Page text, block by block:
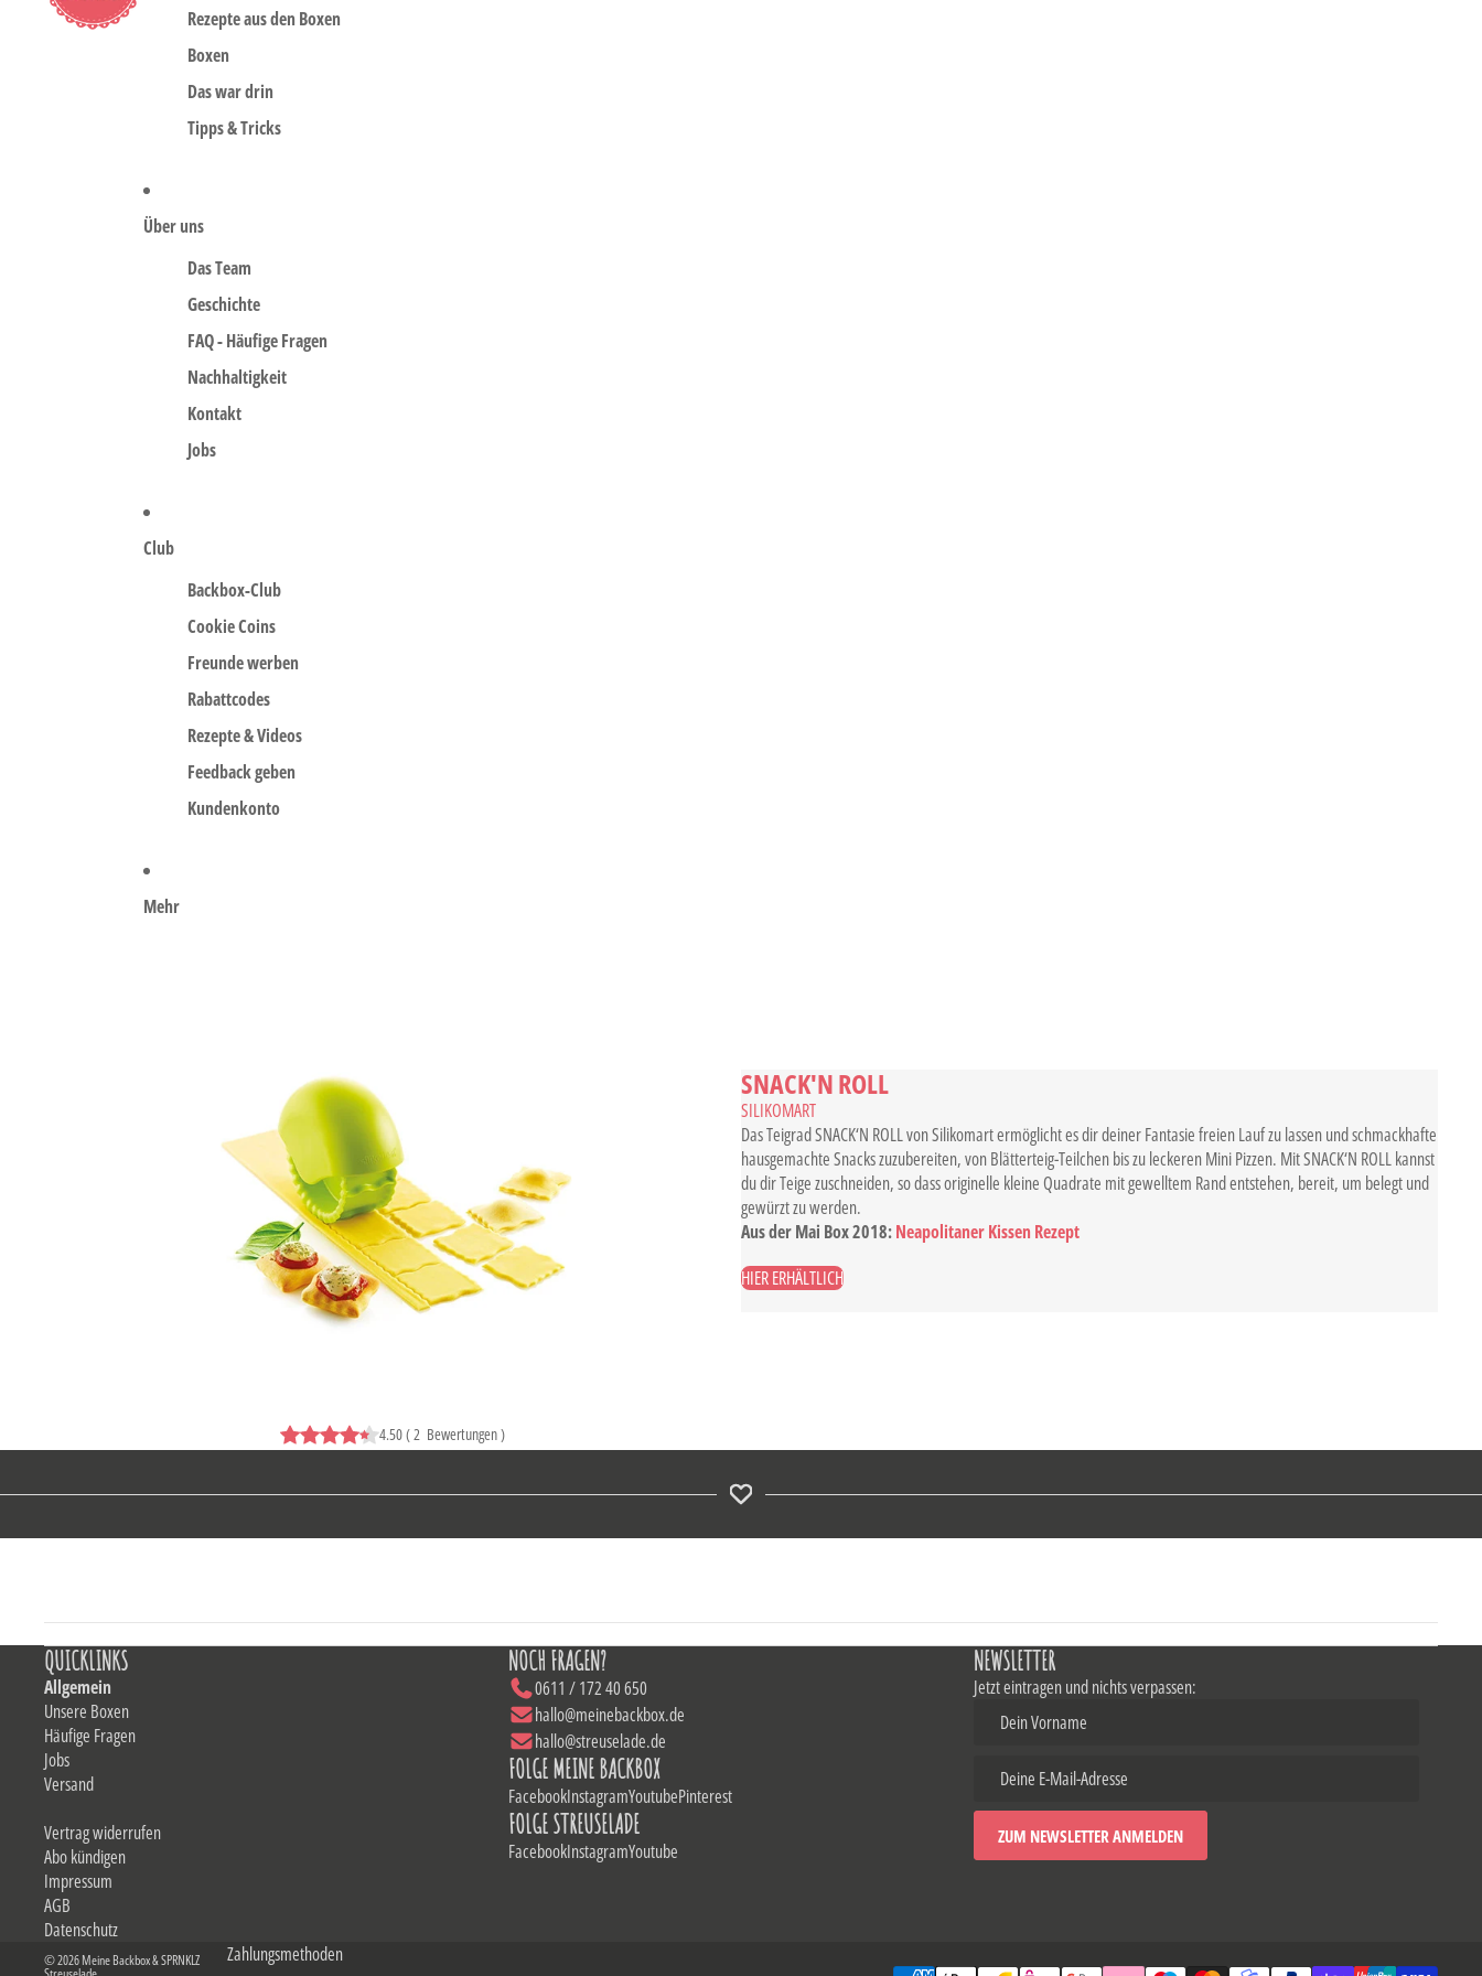
Rezepte aus den Boxen
Boxen
Das war drin
Tipps & Tricks
Über uns
Das Team
Geschichte
FAQ - Häufige Fragen
Nachhaltigkeit
Kontakt
Jobs
Club
Backbox-Club
Cookie Coins
Freunde werben
Rabattcodes
Rezepte & Videos
Feedback geben
Kundenkonto
Mehr
4.50(2 Bewertungen)
SNACK'N ROLL
SILIKOMART
Das Teigrad SNACK‘N ROLL von Silikomart ermöglicht es dir deiner Fantasie freien Lauf zu lassen und schmackhafte
hausgemachte Snacks zuzubereiten, von Blätterteig-Teilchen bis zu leckeren Mini Pizzen. Mit SNACK‘N ROLL kannst
du dir Teige zuschneiden, so dass originelle kleine Quadrate mit gewelltem Rand entstehen, bereit, um belegt und
gewürzt zu werden.
Aus der Mai Box 2018:Neapolitaner Kissen Rezept
HIER ERHÄLTLICH
QUICKLINKS
Allgemein
Unsere Boxen
Häufige Fragen
Jobs
Versand
Vertrag widerrufen
Abo kündigen
Impressum
AGB
Datenschutz
NOCH FRAGEN?
0611 / 172 40 650
hallo@meinebackbox.de
hallo@streuselade.de
FOLGE MEINE BACKBOX
FacebookInstagramYoutubePinterest
FOLGE STREUSELADE
FacebookInstagramYoutube
NEWSLETTER
Jetzt eintragen und nichts verpassen:
© 2026Meine Backbox & SPRNKLZ Zahlungsmethoden